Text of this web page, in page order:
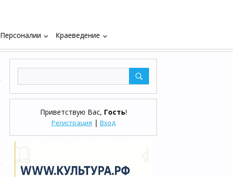
Персоналии keyboard_arrow_down Краеведение keyboard_arrow_down
Приветствую Вас, Гость!
Регистрация | Вход